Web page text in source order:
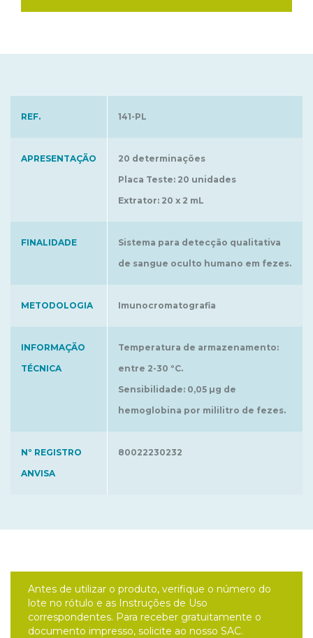
REF. 141-PL
APRESENTAÇÃO
20 determinações
Placa Teste: 20 unidades
Extrator: 20 x 2 mL
FINALIDADE
Sistema para detecção qualitativa
de sangue oculto humano em fezes.
METODOLOGIA Imunocromatografia
INFORMAÇÃO
TÉCNICA
Temperatura de armazenamento:
entre 2-30 ºC.
Sensibilidade: 0,05 µg de
hemoglobina por mililitro de fezes.
Nº REGISTRO
ANVISA
80022230232
Antes de utilizar o produto, verifique o número do
lote no rótulo e as Instruções de Uso
correspondentes. Para receber gratuitamente o
documento impresso, solicite ao nosso SAC.